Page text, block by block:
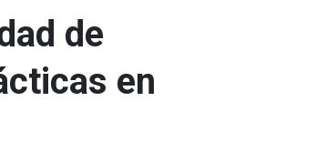
de
en